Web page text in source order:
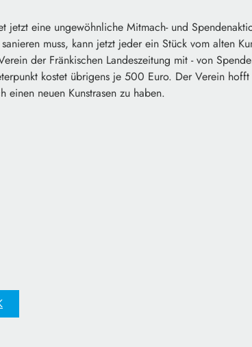
jetzt eine ungewöhnliche Mitmach- und
muss, kann jetzt jeder ein Stück vom alten
der Fränkischen Landeszeitung mit - von
kostet übrigens je 500 Euro. Der Verein
einen neuen Kunstrasen zu haben.